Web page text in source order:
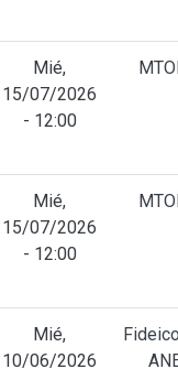
Mié,
15/07/2026
- 12:00
Mié,
15/07/2026
- 12:00
Mié,
10/06/2026